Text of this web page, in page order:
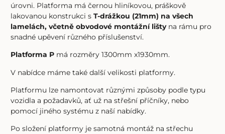
úrovni. Platforma má černou hliníkovou, práškově
lakovanou konstrukci sT-drážkou (21mm) na všech
lamelách, včetně obvodové montážní lištyna rámu pro
snadné upěvení různého příslušenství.
Platforma P má rozměry 1300mm x1930mm.
V nabídce máme také další velikosti platformy.
Platformu lze namontovat různými způsoby podle typu
vozidla a požadavků, ať už na střešní příčníky, nebo
pomocí jiného systému z naší nabídky.
Po složení platformy je samotná montáž na střechu